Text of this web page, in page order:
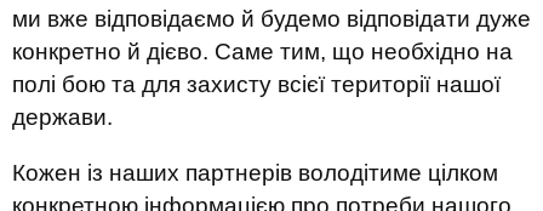
ми вже відповідаємо й будемо відповідати дуже
конкретно й дієво. Саме тим, що необхідно на
полі бою та для захисту всієї території нашої
держави.
Кожен із наших партнерів володітиме цілком
конкретною інформацією про потреби нашого